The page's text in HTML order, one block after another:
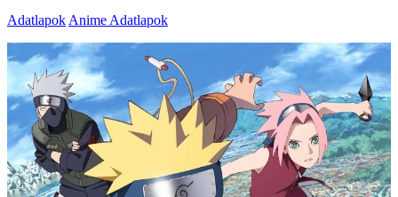
Adatlapok Anime Adatlapok